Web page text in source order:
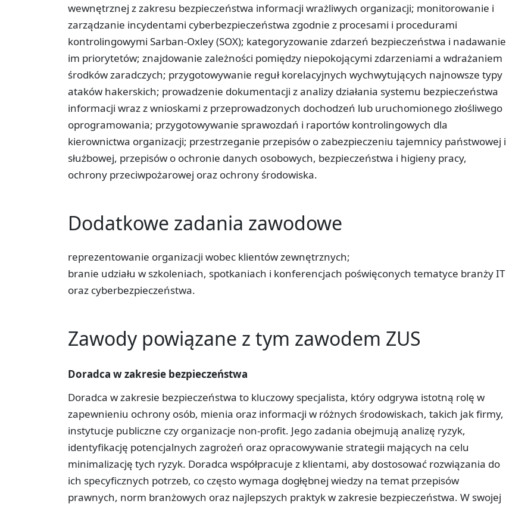
wewnętrznej z zakresu bezpieczeństwa informacji wrażliwych organizacji; monitorowanie i
zarządzanie incydentami cyberbezpieczeństwa zgodnie z procesami i procedurami
kontrolingowymi Sarban-Oxley (SOX); kategoryzowanie zdarzeń bezpieczeństwa i nadawanie
im priorytetów; znajdowanie zależności pomiędzy niepokojącymi zdarzeniami a wdrażaniem
środków zaradczych; przygotowywanie reguł korelacyjnych wychwytujących najnowsze typy
ataków hakerskich; prowadzenie dokumentacji z analizy działania systemu bezpieczeństwa
informacji wraz z wnioskami z przeprowadzonych dochodzeń lub uruchomionego złośliwego
oprogramowania; przygotowywanie sprawozdań i raportów kontrolingowych dla
kierownictwa organizacji; przestrzeganie przepisów o zabezpieczeniu tajemnicy państwowej i
służbowej, przepisów o ochronie danych osobowych, bezpieczeństwa i higieny pracy,
ochrony przeciwpożarowej oraz ochrony środowiska.
Dodatkowe zadania zawodowe
reprezentowanie organizacji wobec klientów zewnętrznych;
branie udziału w szkoleniach, spotkaniach i konferencjach poświęconych tematyce branży IT
oraz cyberbezpieczeństwa.
Zawody powiązane z tym zawodem ZUS
Doradca w zakresie bezpieczeństwa
Doradca w zakresie bezpieczeństwa to kluczowy specjalista, który odgrywa istotną rolę w
zapewnieniu ochrony osób, mienia oraz informacji w różnych środowiskach, takich jak firmy,
instytucje publiczne czy organizacje non-profit. Jego zadania obejmują analizę ryzyk,
identyfikację potencjalnych zagrożeń oraz opracowywanie strategii mających na celu
minimalizację tych ryzyk. Doradca współpracuje z klientami, aby dostosować rozwiązania do
ich specyficznych potrzeb, co często wymaga dogłębnej wiedzy na temat przepisów
prawnych, norm branżowych oraz najlepszych praktyk w zakresie bezpieczeństwa. W swojej